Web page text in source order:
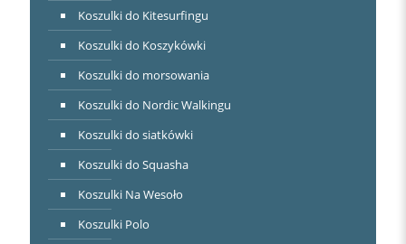
Koszulki do Kitesurfingu
Koszulki do Koszykówki
Koszulki do morsowania
Koszulki do Nordic Walkingu
Koszulki do siatkówki
Koszulki do Squasha
Koszulki Na Wesoło
Koszulki Polo